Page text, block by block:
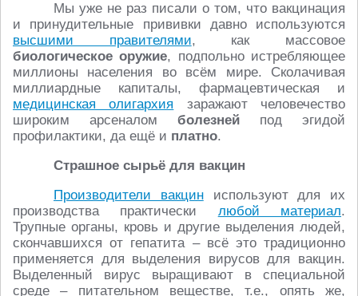
Мы уже не раз писали о том, что вакцинация
и принудительные прививки давно используются
высшими правителями, как массовое
биологическое оружие, подпольно истребляющее
миллионы населения во всём мире. Сколачивая
миллиардные капиталы, фармацевтическая и
медицинская олигархия заражают человечество
широким арсеналом болезней под эгидой
профилактики, да ещё и платно.
Страшное сырьё для вакцин
Производители вакциниспользуют для их
производства практически любой материал.
Трупные органы, кровь и другие выделения людей,
скончавшихся от гепатита – всё это традиционно
применяется для выделения вирусов для вакцин.
Выделенный вирус выращивают в специальной
среде – питательном веществе, т.е., опять же,